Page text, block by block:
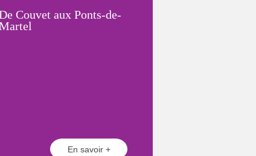
Couvet aux Ponts-de-
En savoir +